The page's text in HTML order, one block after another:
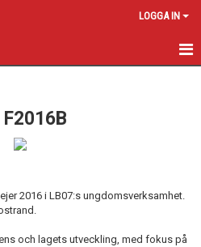
LOGGA IN
2016 i LB07:s ungdomsverksamhet.
och lagets utveckling, med fokus på